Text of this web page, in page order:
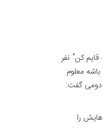
کن” نفر
معلوم
دومی گفت:
را